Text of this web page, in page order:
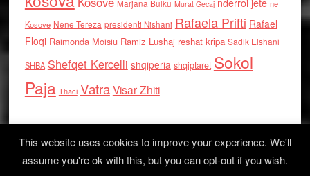
Marjana Bulku Murat Gecaj nderroi jete ne
Kosove Nene Tereza presidenti Nishani Rafaela Prifti Rafael
Floqi Raimonda Moisiu Ramiz Lushaj reshat kripa Sadik Elshani
SHBA Shefqet Kercelli shqiperia shqiptaret Sokol
Paja Thaci VatraVisar Zhiti
This website uses cookies to improve your experience. We'll
assume you're ok with this, but you can opt-out if you wish.